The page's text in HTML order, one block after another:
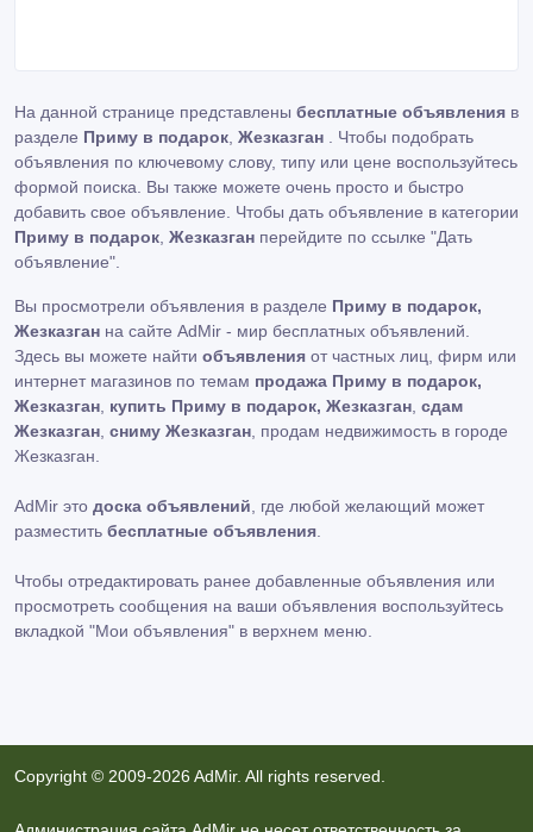
На данной странице представлены бесплатные объявления в
разделе Приму в подарок Жезказган . Чтобы подобрать
объявления по ключевому слову, типу или цене воспользуйтесь
формой поиска. Вы также можете очень просто и быстро
добавить свое объявление. Чтобы дать объявление в категории
Приму в подарок Жезказган перейдите по ссылке "Дать
объявление"
Вы просмотрели объявления в разделе Приму в подарок,
Жезказган на сайте AdMir - мир бесплатных объявлений.
Здесь вы можете найти объявления от частных лиц, фирм или
интернет магазинов по темам продажа Приму в подарок,
Жезказган купить Приму в подарок, Жезказган сдам
Жезказган сниму Жезказган , продам недвижимость в городе
Жезказган.
AdMir это доска объявлений , где любой желающий может
разместить бесплатные объявления
Чтобы отредактировать ранее добавленные объявления или
просмотреть сообщения на ваши объявления воспользуйтесь
вкладкой "Мои объявления" в верхнем меню.
Copyright © 2009-2026 AdMir. All rights reserved.